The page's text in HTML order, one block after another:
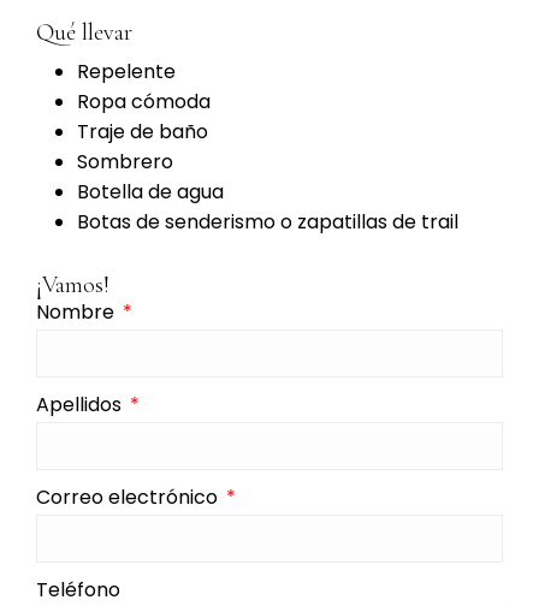
Qué llevar
Repelente
Ropa cómoda
Traje de baño
Sombrero
Botella de agua
Botas de senderismo o zapatillas de trail
¡Vamos!
Nombre
Apellidos
Correo electrónico
Teléfono